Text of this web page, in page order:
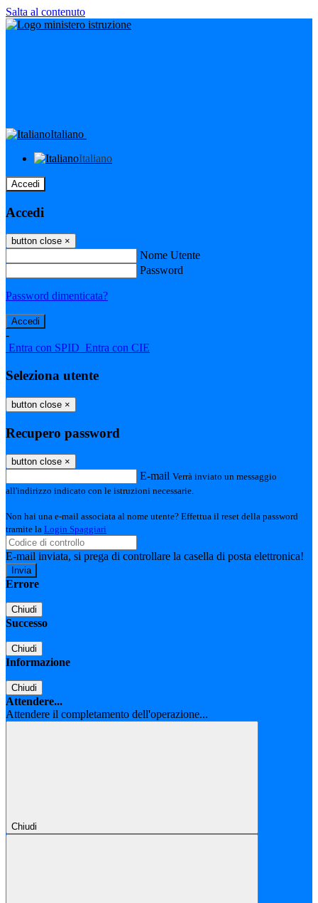
Salta al contenuto
Italiano
Italiano
Accedi
Accedi
button close ×
Nome Utente
Password
Password dimenticata?
-
Entra con SPID Entra con CIE
Seleziona utente
button close ×
Recupero password
button close ×
E-mail Verrà inviato un messaggio
all'indirizzo indicato con le istruzioni necessarie.
Non hai una e-mail associata al nome utente? Effettua il reset della password
tramite la Login Spaggiari
E-mail inviata, si prega di controllare la casella di posta elettronica!
Errore
Chiudi
Successo
Chiudi
Informazione
Chiudi
Attendere...
Attendere il completamento dell'operazione...
Chiudi